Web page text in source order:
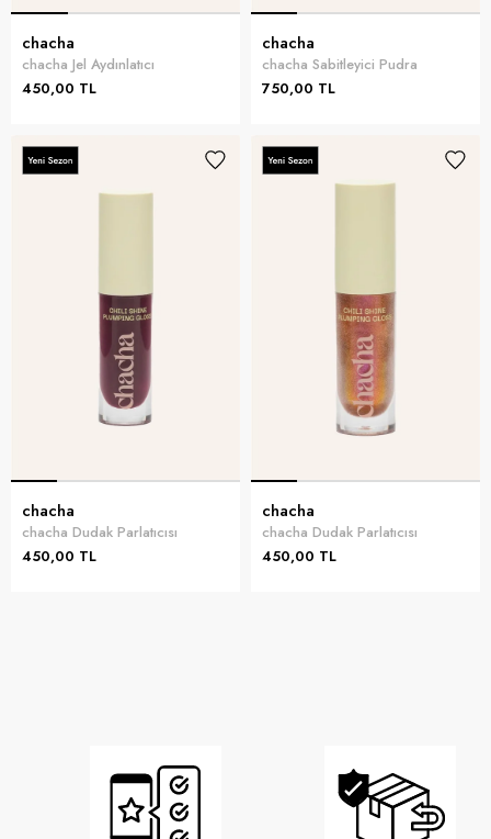
chacha
chacha Jel Aydınlatıcı
450,00 TL
chacha
chacha Sabitleyici Pudra
750,00 TL
chacha
chacha Dudak Parlatıcısı
450,00 TL
chacha
chacha Dudak Parlatıcısı
450,00 TL